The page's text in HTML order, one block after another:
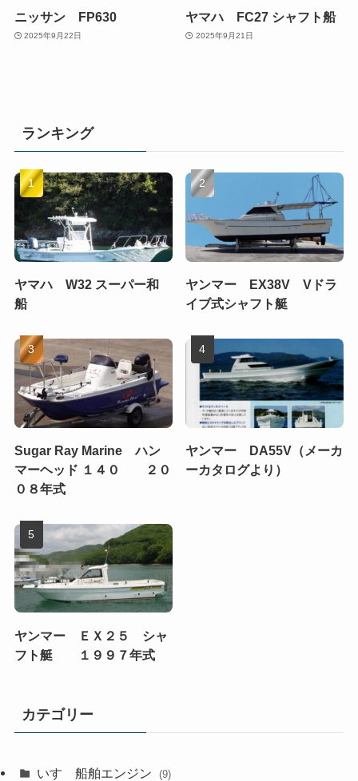
ニッサン FP630
2025年9月22日
ヤマハ FC27 シャフト船
2025年9月21日
ランキング
ヤマハ W32 スーパー和
船
ヤンマー EX38V Vドラ
イブ式シャフト艇
Sugar Ray Marine ハン
マーヘッド １４０ ２０
０８年式
ヤンマー DA55V（メーカ
ーカタログより）
ヤンマー ＥＸ２５ シャ
フト艇 １９９７年式
カテゴリー
いすゞ船舶エンジン (9)